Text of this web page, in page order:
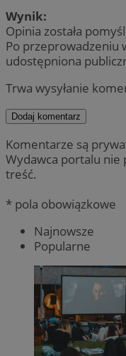
Wynik:
Opinia została
Po przeprowadzeniu
udostępniona
Trwa wysyłanie
Dodaj komentarz
Komentarze są
Wydawca portalu nie
treść.
* pola obowiązkowe
Najnowsze
Popularne